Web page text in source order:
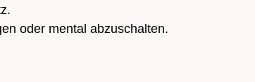
oder mental abzuschalten.